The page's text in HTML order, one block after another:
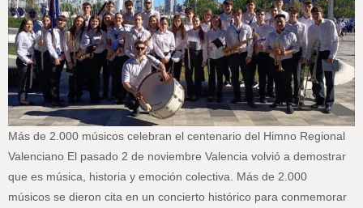
Más de 2.000 músicos celebran el centenario del Himno Regional
Valenciano El pasado 2 de noviembre Valencia volvió a demostrar
que es música, historia y emoción colectiva. Más de 2.000
músicos se dieron cita en un concierto histórico para conmemorar